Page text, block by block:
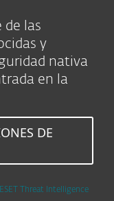
de las
y
nativa
en la
DE
Threat Intelligence